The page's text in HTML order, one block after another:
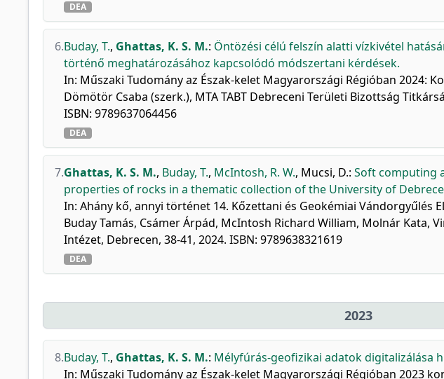
DEA
6.Buday, T., Ghattas, K. S. M.: Öntözési célú felszín alatti vízkivétel
történő meghatározásához kapcsolódó módszertani kérdések.
In: Műszaki Tudomány az Észak-kelet Magyarországi Régióban 2024:
Dömötör Csaba (szerk.), MTA TABT Debreceni Területi Bizottság
ISBN: 9789637064456
DEA
7.Ghattas, K. S. M., Buday, T., McIntosh, R. W., Mucsi, D.: Soft computing
properties of rocks in a thematic collection of the University of
In: Ahány kő, annyi történet 14. Kőzettani és Geokémiai Vándorgyűlés
Buday Tamás, Csámer Árpád, McIntosh Richard William, Molnár Kata,
Intézet, Debrecen, 38-41, 2024. ISBN: 9789638321619
DEA
2023
8.Buday, T., Ghattas, K. S. M.: Mélyfúrás-geofizikai adatok digitalizálása
In: Műszaki Tudomány az Észak-kelet Magyarországi Régióban 2023